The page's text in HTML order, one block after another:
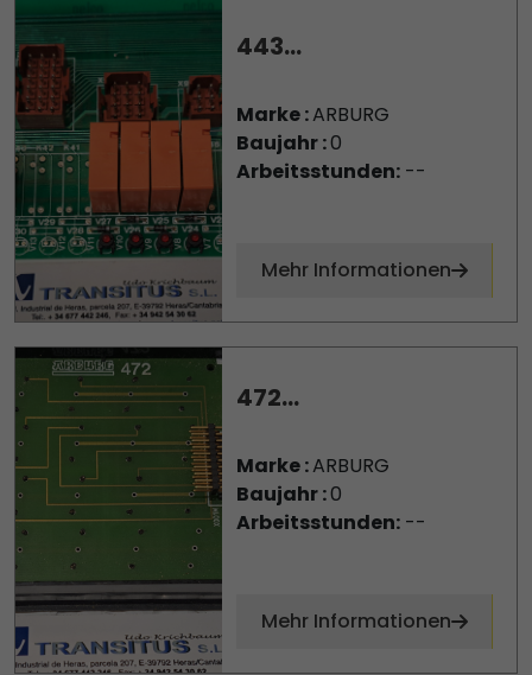
443...
Marke :ARBURG
Baujahr :0
Arbeitsstunden:--
Mehr Informationen
472...
Marke :ARBURG
Baujahr :0
Arbeitsstunden:--
Mehr Informationen